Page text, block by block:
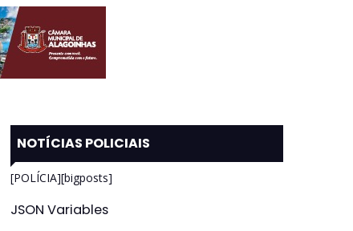
NOTÍCIAS POLICIAIS
[POLÍCIA][bigposts]
JSON Variables